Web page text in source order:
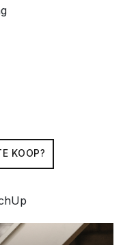
KOOP?